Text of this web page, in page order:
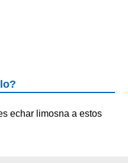
echar limosna a estos